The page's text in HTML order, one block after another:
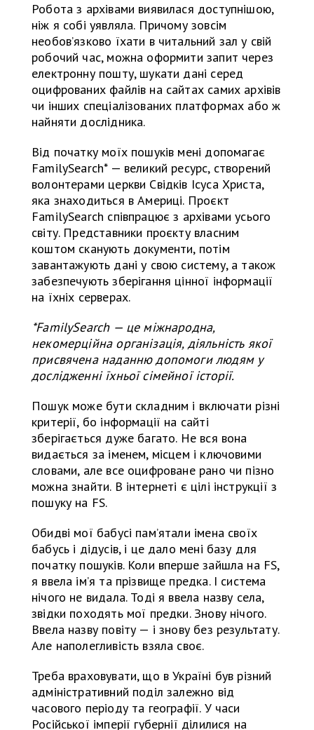
Робота з архівами виявилася доступнішою,
ніж я собі уявляла. Причому зовсім
необов’язково їхати в читальний зал у свій
робочий час, можна оформити запит через
електронну пошту, шукати дані серед
оцифрованих файлів на сайтах самих архівів
чи інших спеціалізованих платформах або ж
найняти дослідника.
Від початку моїх пошуків мені допомагає
FamilySearch* — великий ресурс, створений
волонтерами церкви Свідків Ісуса Христа,
яка знаходиться в Америці. Проєкт
FamilySearch співпрацює з архівами усього
світу. Представники проєкту власним
коштом сканують документи, потім
завантажують дані у свою систему, а також
забезпечують зберігання цінної інформації
на їхніх серверах.
*FamilySearch — це міжнародна,
некомерційна організація, діяльність якої
присвячена наданню допомоги людям у
дослідженні їхньої сімейної історії.
Пошук може бути складним і включати різні
критерії, бо інформації на сайті
зберігається дуже багато. Не вся вона
видається за іменем, місцем і ключовими
словами, але все оцифроване рано чи пізно
можна знайти. В інтернеті є цілі інструкції з
пошуку на FS.
Обидві мої бабусі пам’ятали імена своїх
бабусь і дідусів, і це дало мені базу для
початку пошуків. Коли вперше зайшла на FS,
я ввела ім’я та прізвище предка. І система
нічого не видала. Тоді я ввела назву села,
звідки походять мої предки. Знову нічого.
Ввела назву повіту — і знову без результату.
Але наполегливість взяла своє.
Треба враховувати, що в Україні був різний
адміністративний поділ залежно від
часового періоду та географії. У часи
Російської імперії губернії ділилися на